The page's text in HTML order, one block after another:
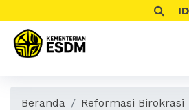
ID
Beranda Reformasi Birokrasi